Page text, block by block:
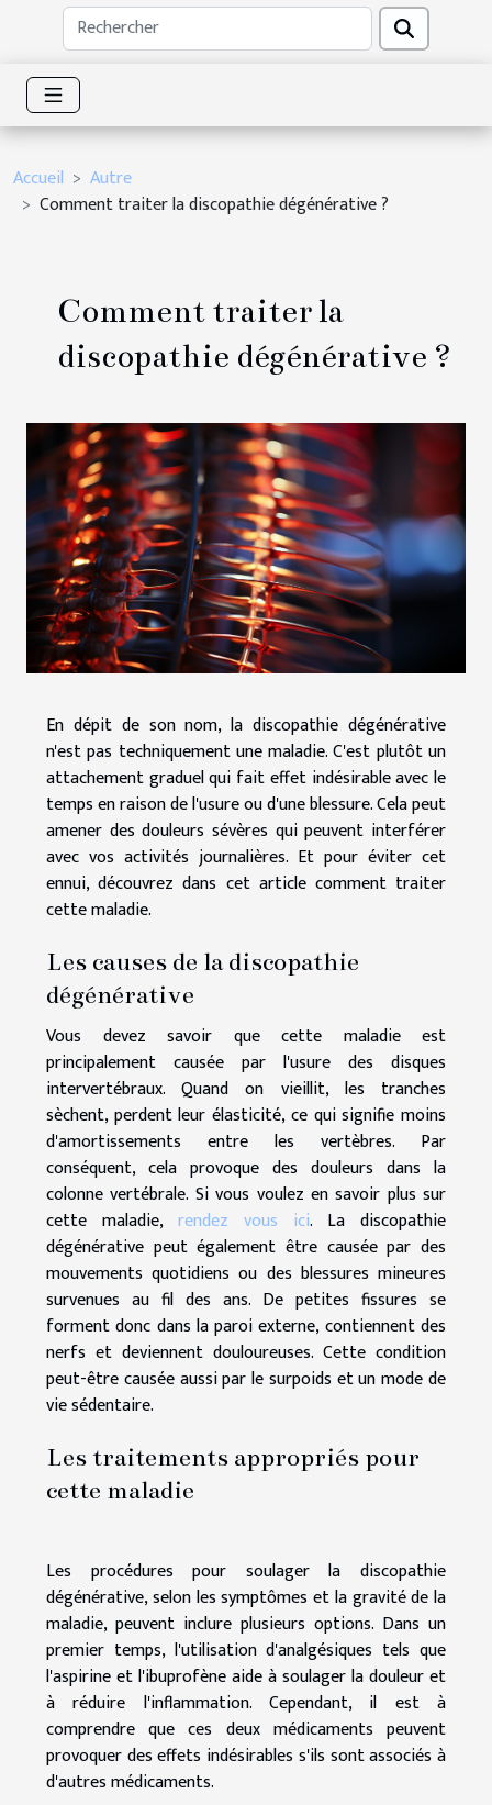
Accueil
Autre
Comment traiter la discopathie dégénérative ?
Comment traiter la
discopathie dégénérative ?
En dépit de son nom, la discopathie dégénérative
n'est pas techniquement une maladie. C'est plutôt un
attachement graduel qui fait effet indésirable avec le
temps en raison de l'usure ou d'une blessure. Cela peut
amener des douleurs sévères qui peuvent interférer
avec vos activités journalières. Et pour éviter cet
ennui, découvrez dans cet article comment traiter
cette maladie.
Les causes de la discopathie
dégénérative
Vous devez savoir que cette maladie est
principalement causée par l'usure des disques
intervertébraux. Quand on vieillit, les tranches
sèchent, perdent leur élasticité, ce qui signifie moins
d'amortissements entre les vertèbres. Par
conséquent, cela provoque des douleurs dans la
colonne vertébrale. Si vous voulez en savoir plus sur
cette maladie, rendez vous ici. La discopathie
dégénérative peut également être causée par des
mouvements quotidiens ou des blessures mineures
survenues au fil des ans. De petites fissures se
forment donc dans la paroi externe, contiennent des
nerfs et deviennent douloureuses. Cette condition
peut-être causée aussi par le surpoids et un mode de
vie sédentaire.
Les traitements appropriés pour
cette maladie
Les procédures pour soulager la discopathie
dégénérative, selon les symptômes et la gravité de la
maladie, peuvent inclure plusieurs options. Dans un
premier temps, l'utilisation d'analgésiques tels que
l'aspirine et l'ibuprofène aide à soulager la douleur et
à réduire l'inflammation. Cependant, il est à
comprendre que ces deux médicaments peuvent
provoquer des effets indésirables s'ils sont associés à
d'autres médicaments.